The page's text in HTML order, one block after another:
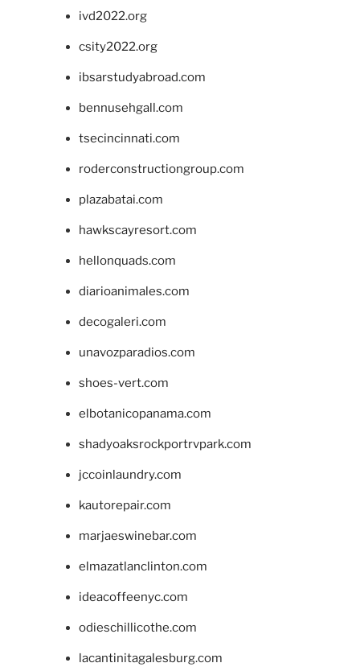
ivd2022.org
csity2022.org
ibsarstudyabroad.com
bennusehgall.com
tsecincinnati.com
roderconstructiongroup.com
plazabatai.com
hawkscayresort.com
hellonquads.com
diarioanimales.com
decogaleri.com
unavozparadios.com
shoes-vert.com
elbotanicopanama.com
shadyoaksrockportrvpark.com
jccoinlaundry.com
kautorepair.com
marjaeswinebar.com
elmazatlanclinton.com
ideacoffeenyc.com
odieschillicothe.com
lacantinitagalesburg.com